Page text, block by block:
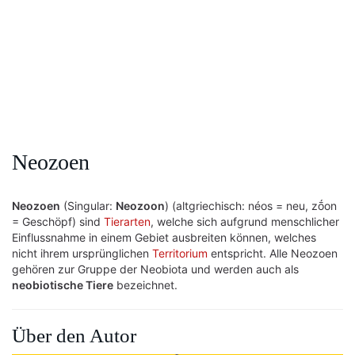
Neozoen
Neozoen (Singular: Neozoon) (altgriechisch: néos = neu, zṓon
= Geschöpf) sind Tierarten, welche sich aufgrund menschlicher
Einflussnahme in einem Gebiet ausbreiten können, welches
nicht ihrem ursprünglichen Territorium entspricht. Alle Neozoen
gehören zur Gruppe der Neobiota und werden auch als
neobiotische Tiere bezeichnet.
Über den Autor